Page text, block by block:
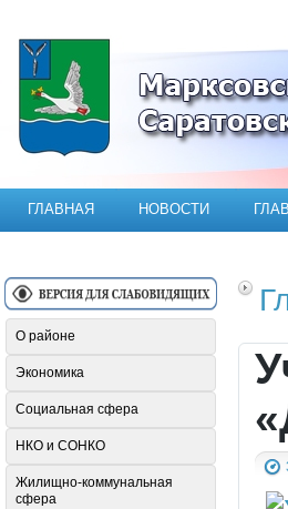
Официальный сайт
ГЛАВНАЯ НОВОСТИ
О районе
Экономика
Социальная сфера
НКО и СОНКО
Жилищно-коммунальная
сфера